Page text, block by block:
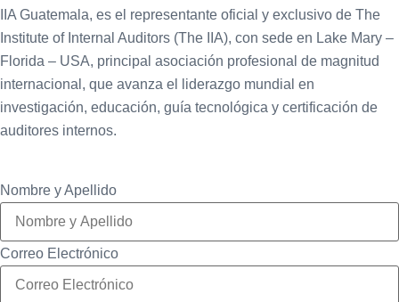
IIA Guatemala, es el representante oficial y exclusivo de The
Institute of Internal Auditors (The IIA), con sede en Lake Mary –
Florida – USA, principal asociación profesional de magnitud
internacional, que avanza el liderazgo mundial en
investigación, educación, guía tecnológica y certificación de
auditores internos.
Nombre y Apellido
Correo Electrónico